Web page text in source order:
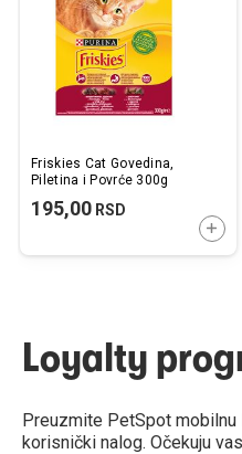
Friskies Cat Govedina,
Piletina i Povrće 300g
195,00 RSD
Loyalty
Preuzmite PetSpot
korisnički nalog. Očekuju